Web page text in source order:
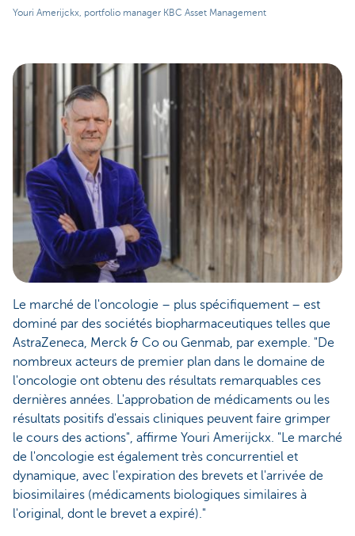
Youri Amerijckx, portfolio manager KBC Asset Management
Le marché de l'oncologie – plus spécifiquement – est
dominé par des sociétés biopharmaceutiques telles que
AstraZeneca, Merck & Co ou Genmab, par exemple. "De
nombreux acteurs de premier plan dans le domaine de
l'oncologie ont obtenu des résultats remarquables ces
dernières années. L'approbation de médicaments ou les
résultats positifs d'essais cliniques peuvent faire grimper
le cours des actions", affirme Youri Amerijckx. "Le marché
de l'oncologie est également très concurrentiel et
dynamique, avec l'expiration des brevets et l'arrivée de
biosimilaires (médicaments biologiques similaires à
l'original, dont le brevet a expiré)."